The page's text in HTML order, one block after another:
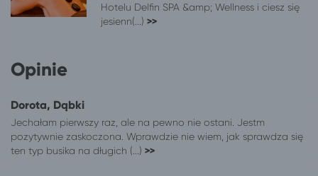
Hotelu Delfin SPA &amp; Wellness i ciesz się
jesienn(...) >>
Opinie
Dorota, Dąbki
Jechałam pierwszy raz, ale na pewno nie ostani. Jestm
pozytywnie zaskoczona. Wprawdzie nie wiem, jak sprawdza się
ten typ busika na długich (...) >>